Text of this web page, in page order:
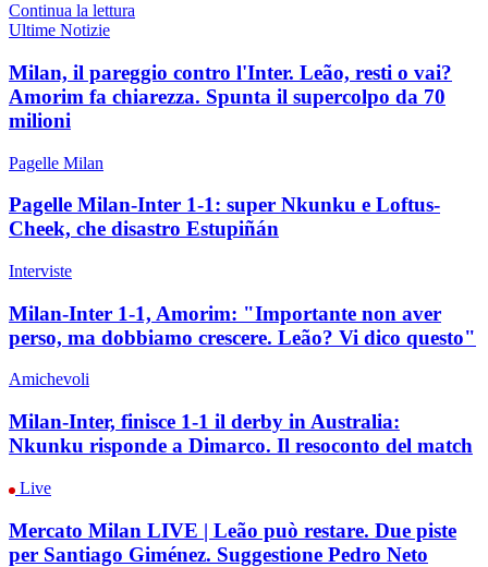
Continua la lettura
Ultime Notizie
Milan, il pareggio contro l'Inter. Leão, resti o vai?
Amorim fa chiarezza. Spunta il supercolpo da 70
milioni
Pagelle Milan
Pagelle Milan-Inter 1-1: super Nkunku e Loftus-
Cheek, che disastro Estupiñán
Interviste
Milan-Inter 1-1, Amorim: "Importante non aver
perso, ma dobbiamo crescere. Leão? Vi dico questo"
Amichevoli
Milan-Inter, finisce 1-1 il derby in Australia:
Nkunku risponde a Dimarco. Il resoconto del match
Live
Mercato Milan LIVE | Leão può restare. Due piste
per Santiago Giménez. Suggestione Pedro Neto